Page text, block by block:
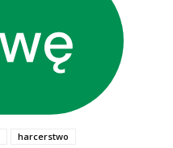
harcerstwo